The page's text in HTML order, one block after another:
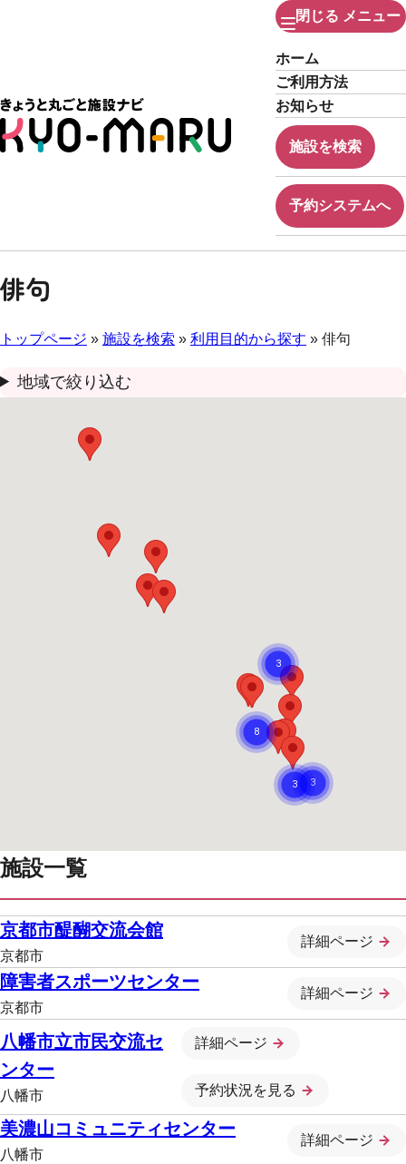
閉じる メニュー
ホーム
ご利用方法
お知らせ
施設を検索
予約システムへ
俳句
トップページ » 施設を検索 » 利用目的から探す » 俳句
地域で絞り込む
施設一覧
京都市醍醐交流会館
京都市
詳細ページ
障害者スポーツセンター
京都市
詳細ページ
八幡市立市民交流セ
ンター
八幡市
詳細ページ
予約状況を見る
美濃山コミュニティセンター
八幡市
詳細ページ